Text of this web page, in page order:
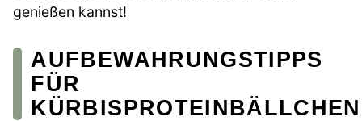
genießen kannst!
AUFBEWAHRUNGSTIPPS
FÜR
KÜRBISPROTEINBÄLLCHEN